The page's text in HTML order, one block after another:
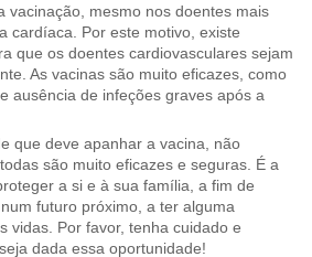
vacinação, mesmo nos doentes mais
cardíaca. Por este motivo, existe
que os doentes cardiovasculares sejam
As vacinas são muito eficazes, como
ausência de infeções graves após a
que deve apanhar a vacina, não
são muito eficazes e seguras. É a
a si e à sua família, a fim de
futuro próximo, a ter alguma
vidas. Por favor, tenha cuidado e
dada essa oportunidade!